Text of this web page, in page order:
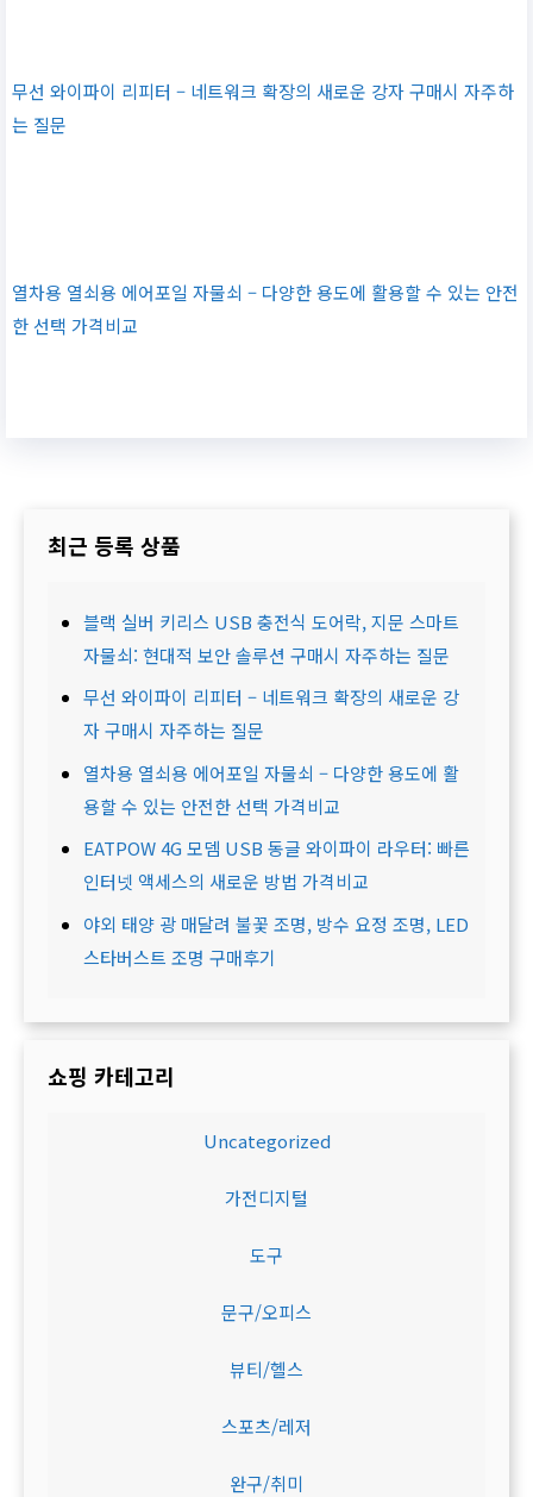
무선 와이파이 리피터 – 네트워크 확장의 새로운 강자 구매시 자주하
는 질문
열차용 열쇠용 에어포일 자물쇠 – 다양한 용도에 활용할 수 있는 안전
한 선택 가격비교
최근 등록 상품
블랙 실버 키리스 USB 충전식 도어락, 지문 스마트
자물쇠: 현대적 보안 솔루션 구매시 자주하는 질문
무선 와이파이 리피터 – 네트워크 확장의 새로운 강
자 구매시 자주하는 질문
열차용 열쇠용 에어포일 자물쇠 – 다양한 용도에 활
용할 수 있는 안전한 선택 가격비교
EATPOW 4G 모뎀 USB 동글 와이파이 라우터: 빠른
인터넷 액세스의 새로운 방법 가격비교
야외 태양 광 매달려 불꽃 조명, 방수 요정 조명, LED
스타버스트 조명 구매후기
쇼핑 카테고리
Uncategorized
가전디지털
도구
문구/오피스
뷰티/헬스
스포츠/레저
완구/취미